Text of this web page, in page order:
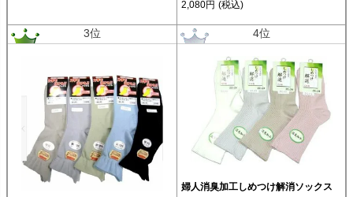
2,080円 (税込)
3位 4位
婦人消臭加工しめつけ解消ソックス